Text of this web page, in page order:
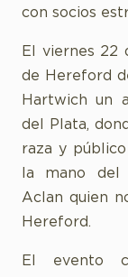
con socios
El viernes 22
de Hereford
Hartwich un
del Plata,
raza y
la mano del
Aclan quien
Hereford.
El evento